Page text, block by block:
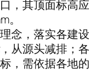
，其顶面标高
。
念，落实各建
从源头减排；
，需依据各地